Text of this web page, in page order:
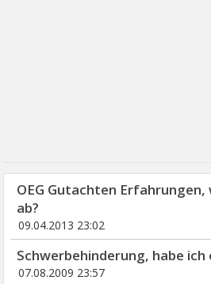
OEG Gutachten
ab?
09.04.2013 23:02
Schwerbehinderung, habe ich
07.08.2009 23:57